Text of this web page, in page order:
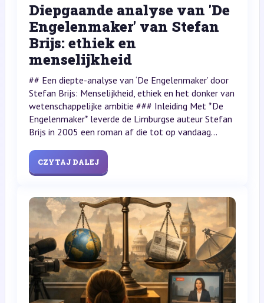
Diepgaande analyse van 'De
Engelenmaker' van Stefan
Brijs: ethiek en
menselijkheid
## Een diepte-analyse van ‘De Engelenmaker’ door
Stefan Brijs: Menselijkheid, ethiek en het donker van
wetenschappelijke ambitie ### Inleiding Met *De
Engelenmaker* leverde de Limburgse auteur Stefan
Brijs in 2005 een roman af die tot op vandaag...
CZYTAJ DALEJ